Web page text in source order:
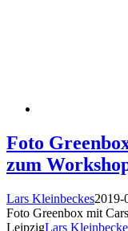
Foto
zum
Lars Kleinbeckes2019-
Foto Greenbox mit
LeipzigLars